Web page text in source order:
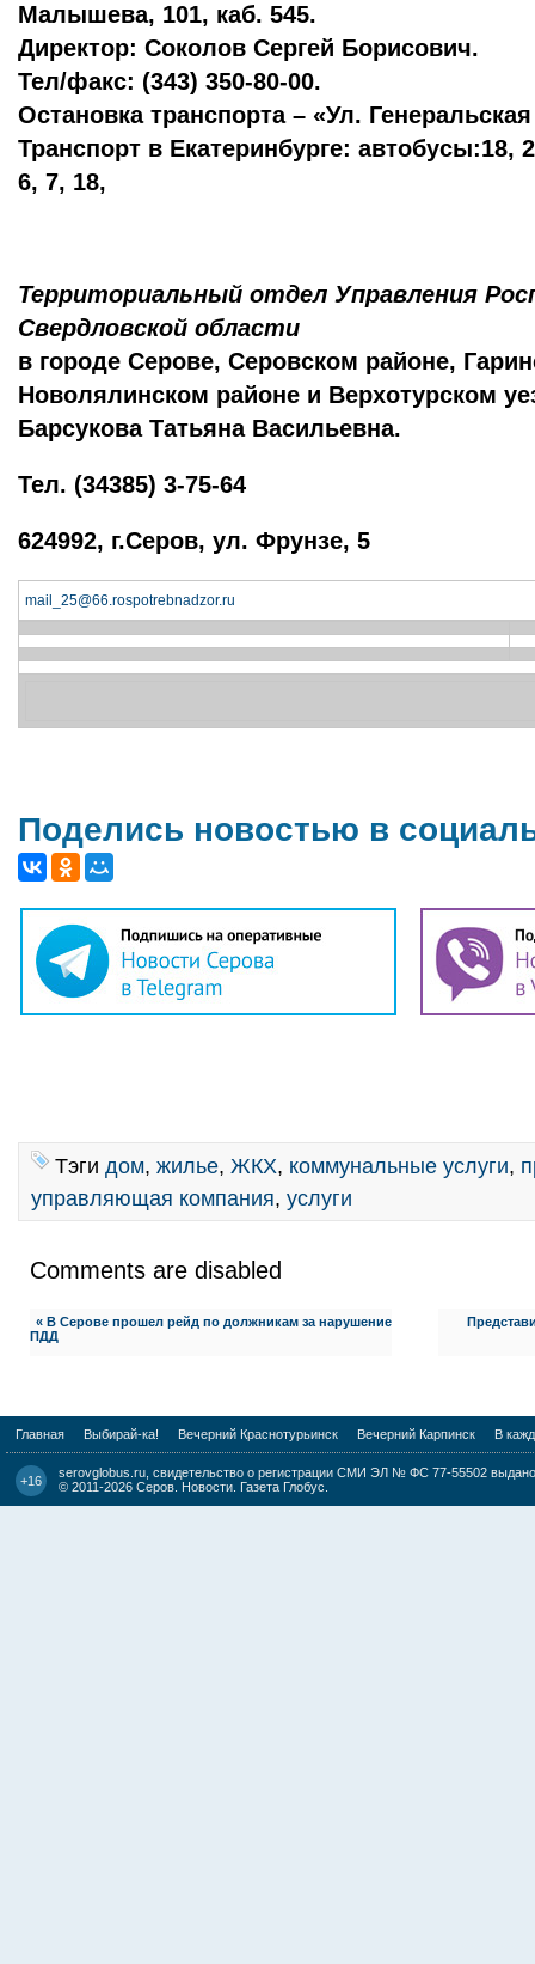
Малышева, 101, каб. 545.
Директор: Соколов Сергей Борисович.
Тел/факс: (343) 350-80-00.
Остановка транспорта – «Ул.
Транспорт в Екатеринбурге: автобусы:18,
6, 7, 18,
Территориальный отдел Управления
Свердловской области
в городе Серове, Серовском районе,
Новолялинском районе и Верхотурском
Барсукова Татьяна Васильевна.
Тел. (34385) 3-75-64
624992, г.Серов, ул. Фрунзе, 5
mail_25@66.rospotrebnadzor.ru
Поделись новостью в
Тэги дом, жилье, ЖКХ, коммунальные услуги,
управляющая компания, услуги
Comments are disabled
« В Серове прошел рейд по должникам за нарушение
ПДД
Главная Выбирай-ка! Вечерний Краснотурьинск Вечерний Карпинск В
+16
serovglobus.ru, свидетельство о регистрации СМИ ЭЛ № ФС 77-55502
© 2011-2026 Серов. Новости. Газета Глобус